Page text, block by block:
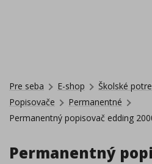
Pre seba E-shop Školské
Popisovače
Permanentné
Permanentný popisovač edding
Permanentný